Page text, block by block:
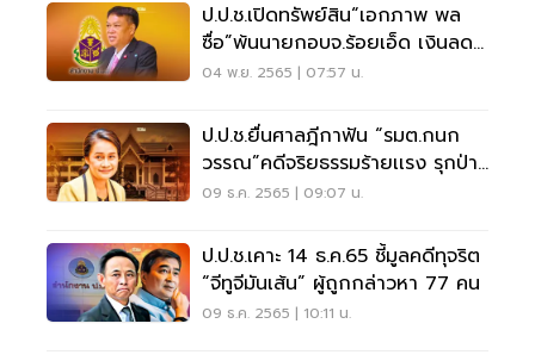
ป.ป.ช.เปิดทรัพย์สิน“เอกภาพ พล
ซื่อ”พ้นนายกอบจ.ร้อยเอ็ด เงินลด
ฮวบ 27 ล้าน
04 พ.ย. 2565 | 07:57 น.
ป.ป.ช.ยื่นศาลฎีกาฟัน “รมต.กนก
วรรณ”คดีจริยธรรมร้ายเเรง รุกป่า
เขาใหญ่
09 ธ.ค. 2565 | 09:07 น.
ป.ป.ช.เคาะ 14 ธ.ค.65 ชี้มูลคดีทุจริต
“จีทูจีมันเส้น” ผู้ถูกกล่าวหา 77 คน
09 ธ.ค. 2565 | 10:11 น.